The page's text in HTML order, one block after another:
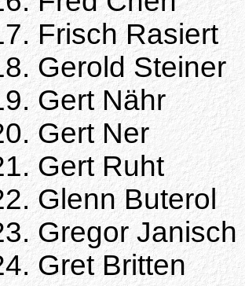
Frisch Rasiert
Gerold Steiner
Gert Nähr
Gert Ner
Gert Ruht
Glenn Buterol
Gregor Janisch
Gret Britten